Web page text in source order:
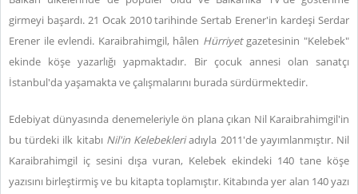
girmeyi başardı. 21 Ocak 2010 tarihinde Sertab Erener'in kardeşi Serdar
Erener ile evlendi. Karaibrahimgil, hâlen Hürriyetgazetesinin "Kelebek"
ekinde köşe yazarlığı yapmaktadır. Bir çocuk annesi olan sanatçı
İstanbul'da yaşamakta ve çalışmalarını burada sürdürmektedir.
Edebiyat dünyasında denemeleriyle ön plana çıkan Nil Karaibrahimgil'in
bu türdeki ilk kitabı Nil'in Kelebekleriadıyla 2011'de yayımlanmıştır. Nil
Karaibrahimgil iç sesini dışa vuran, Kelebek ekindeki 140 tane köşe
yazısını birleştirmiş ve bu kitapta toplamıştır. Kitabında yer alan 140 yazı